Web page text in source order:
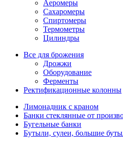
Аеромеры
Сахаромеры
Спиртомеры
Термометры
Цилиндры
Все для брожения
Дрожжи
Оборудование
Ферменты
Ректификационные колонны
Лимонадник с краном
Банки стеклянные от
Бугельные банки
Бутыли, сулеи, большие